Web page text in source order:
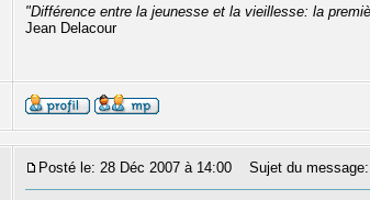
"Différence entre la jeunesse et la vieillesse: la
Jean Delacour
Posté le: 28 Déc 2007 à 14:00 Sujet du message: